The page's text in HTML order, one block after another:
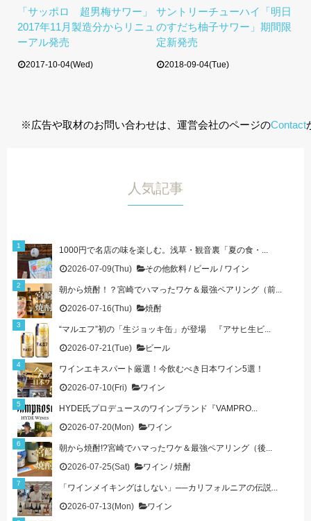
「サッポロ 超男梅サワー」
2017年11月製造分からリニュ
ーアル発売
2017-10-04(Wed)
サントリーチューハイ「明日
のすだち柚子サワー」期間限
定新発売
2018-09-04(Tue)
※広告や取材のお問い合わせは、運営会社のページのContact
人気記事
1000円で名店の味を楽しむ。浅草・観音裏「夏の食・...
2026-07-09(Thu)
その他飲料 / ビール / ワイン
朝から焼酎！？宮崎でハマったワケ＆最強ペアリング（前...
2026-07-16(Thu)
焼酎
“マルエフ”初の「生ジョッキ缶」が登場 『アサヒ生ビ...
2026-07-21(Tue)
ビール
ワインエキスパート厳選！今飲むべき日本ワイン5選！
2026-07-10(Fri)
ワイン
HYDE氏プロデュースのワインブランド『VAMPRO...
2026-07-20(Mon)
ワイン
朝から焼酎!?宮崎でハマったワケ＆最強ペアリング（後...
2026-07-25(Sat)
ワイン /焼酎
「ワインメイキングはしない」──カリフォルニアの伝説...
2026-07-13(Mon)
ワイン